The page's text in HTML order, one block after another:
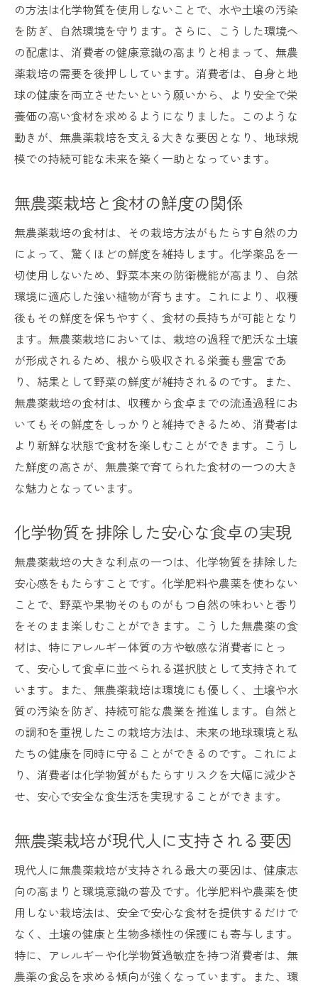
無農薬栽培に適した植物の選定
自然防除による害虫対策の実際
無農薬栽培の労力と達成感
無農薬栽培で育った食材が体に良い理由
化学残留物がない安心の品質
無農薬野菜の多彩な栄養素
自然育ちの食材がもたらす健康効果
無農薬食材が促進する体内デトックス
日々の健康を支える自然の恵み
自然と調和する無農薬栽培の役割
生態系保全と無農薬栽培の関係
自然環境を守る農業の実践
生物多様性を促進する無農薬の力
無農薬栽培がもたらす地域社会への影響
農業と自然との共生の重要性
持続可能な未来を支える無農薬栽培
無農薬栽培が支える持続可能な食生活
環境負荷を減らす食生活の提案
未来を見据えた無農薬の選択
無農薬食材が広げる食卓の可能性
自然と向き合う生活の実践
無農薬栽培が築く豊かな地域経済
無農薬栽培で手に入れる真の健康と安心
自然の力を最大限に活用した食材選び
安心して食べられる無農薬の魅力
健康維持に不可欠な栄養源としての無農薬
無農薬食品が提供する心の平穏
未来を築くための無農薬選択の意義
健康と安心をつなぐ無農薬の実践
の方法は化学物質を使用しないことで、水や土壌の汚染
を防ぎ、自然環境を守ります。さらに、こうした環境へ
の配慮は、消費者の健康意識の高まりと相まって、無農
薬栽培の需要を後押ししています。消費者は、自身と地
球の健康を両立させたいという願いから、より安全で栄
養価の高い食材を求めるようになりました。このような
動きが、無農薬栽培を支える大きな要因となり、地球規
模での持続可能な未来を築く一助となっています。
無農薬栽培と食材の鮮度の関係
無農薬栽培の食材は、その栽培方法がもたらす自然の力
によって、驚くほどの鮮度を維持します。化学薬品を一
切使用しないため、野菜本来の防衛機能が高まり、自然
環境に適応した強い植物が育ちます。これにより、収穫
後もその鮮度を保ちやすく、食材の長持ちが可能となり
ます。無農薬栽培においては、栽培の過程で肥沃な土壌
が形成されるため、根から吸収される栄養も豊富であ
り、結果として野菜の鮮度が維持されるのです。また、
無農薬栽培の食材は、収穫から食卓までの流通過程にお
いてもその鮮度をしっかりと維持できるため、消費者は
より新鮮な状態で食材を楽しむことができます。こうし
た鮮度の高さが、無農薬で育てられた食材の一つの大き
な魅力となっています。
化学物質を排除した安心な食卓の実現
無農薬栽培の大きな利点の一つは、化学物質を排除した
安心感をもたらすことです。化学肥料や農薬を使わない
ことで、野菜や果物そのものがもつ自然の味わいと香り
をそのまま楽しむことができます。こうした無農薬の食
材は、特にアレルギー体質の方や敏感な消費者にとっ
て、安心して食卓に並べられる選択肢として支持されて
います。また、無農薬栽培は環境にも優しく、土壌や水
質の汚染を防ぎ、持続可能な農業を推進します。自然と
の調和を重視したこの栽培方法は、未来の地球環境と私
たちの健康を同時に守ることができるのです。これによ
り、消費者は化学物質がもたらすリスクを大幅に減少さ
せ、安心で安全な食生活を実現することができます。
無農薬栽培が現代人に支持される要因
現代人に無農薬栽培が支持される最大の要因は、健康志
向の高まりと環境意識の普及です。化学肥料や農薬を使
用しない栽培法は、安全で安心な食材を提供するだけで
なく、土壌の健康と生物多様性の保護にも寄与します。
特に、アレルギーや化学物質過敏症を持つ消費者は、無
農薬の食品を求める傾向が強くなっています。また、環